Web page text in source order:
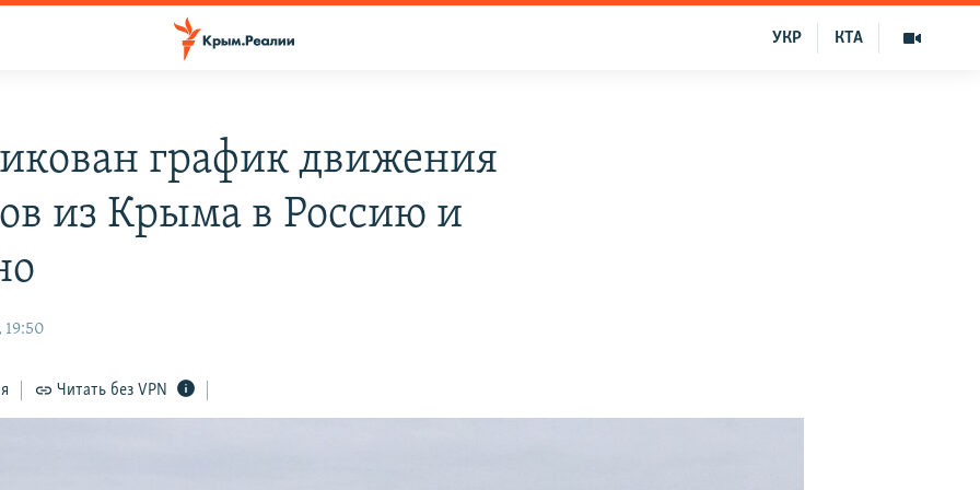
КТА
УКР
график движения
из Крыма в Россию и
19:50
Читать без VPN